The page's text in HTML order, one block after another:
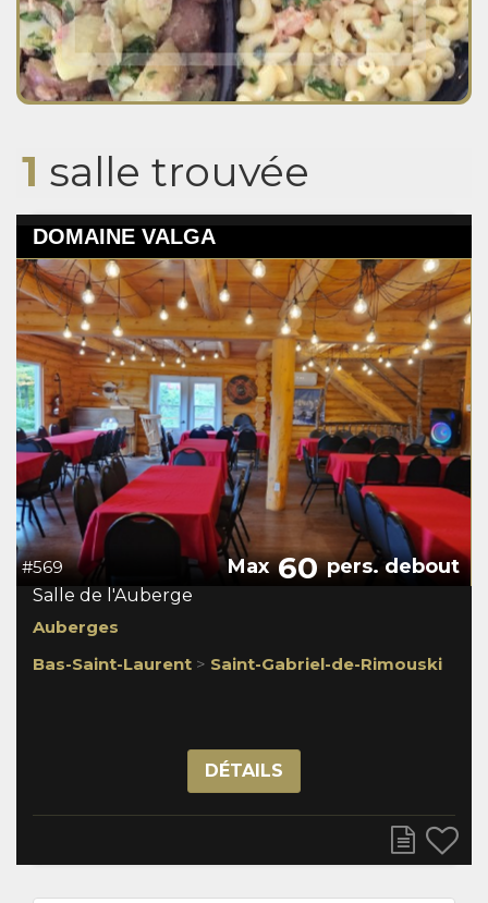
1 salle trouvée
DOMAINE VALGA
#569 Max60pers. debout
Salle de l'Auberge
Auberges
Bas-Saint-Laurent > Saint-Gabriel-de-Rimouski
DÉTAILS